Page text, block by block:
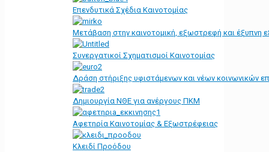
Επενδυτικά Σχέδια Καινοτομίας
Μετάβαση στην καινοτομική, εξωστρεφή και έξυπνη
Συνεργατικοί Σχηματισμοί Καινοτομίας
Δράση στήριξης υφιστάμενων και νέων κοινωνικών
Δημιουργία ΝΘΕ για ανέργους ΠΚΜ
Αφετηρία Kαινοτομίας & Εξωστρέφειας
Κλειδί Προόδου